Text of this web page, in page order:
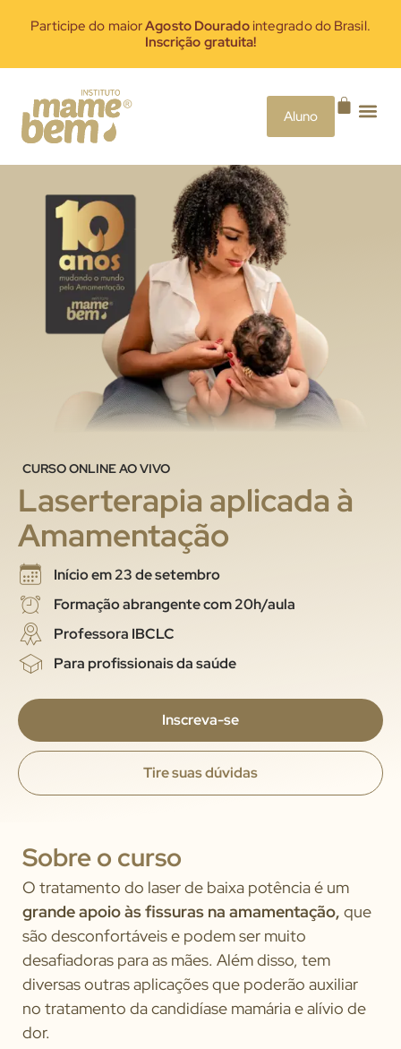
Participe do maiorAgosto Dourado integrado do Brasil.
Inscrição gratuita!
Aluno
CURSO ONLINE AO VIVO
Laserterapia aplicada à
Amamentação
Início em 23 de setembro
Formação abrangente com 20h/aula
Professora IBCLC
Para profissionais da saúde
Inscreva-se
Tire suas dúvidas
Sobre o curso
O tratamento do laser de baixa potência é um
grande apoio às fissuras na amamentação, que
são desconfortáveis e podem ser muito
desafiadoras para as mães. Além disso, tem
diversas outras aplicações que poderão auxiliar
no tratamento da candidíase mamária e alívio de
dor.